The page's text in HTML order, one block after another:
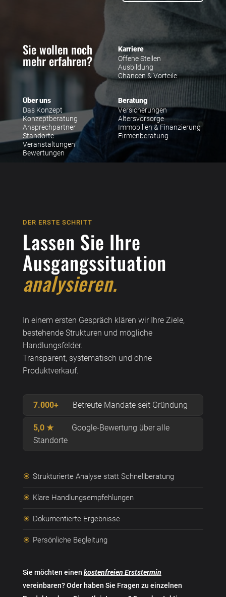
Sie wollen noch
mehr erfahren?
Karriere
Offene Stellen
Ausbildung
Chancen & Vorteile
Über uns
Das Konzept
Konzeptberatung
Ansprechpartner
Standorte
Veranstaltungen
Bewertungen
Beratung
Versicherungen
Altersvorsorge
Immobilien & Finanzierung
Firmenberatung
DER ERSTE SCHRITT
Lassen Sie Ihre
Ausgangssituation
analysieren.
In einem ersten Gespräch klären wir Ihre Ziele,
bestehende Strukturen und mögliche
Handlungsfelder.
Transparent, systematisch und ohne
Produktverkauf.
7.000+Betreute Mandate seit Gründung
5,0 ★Google-Bewertung über alle
Standorte
\ Strukturierte Analyse statt Schnellberatung
\ Klare Handlungsempfehlungen
\ Dokumentierte Ergebnisse
\ Persönliche Begleitung
Sie möchten einen kostenfreien Erststermin
vereinbaren? Oder haben Sie Fragen zu einzelnen